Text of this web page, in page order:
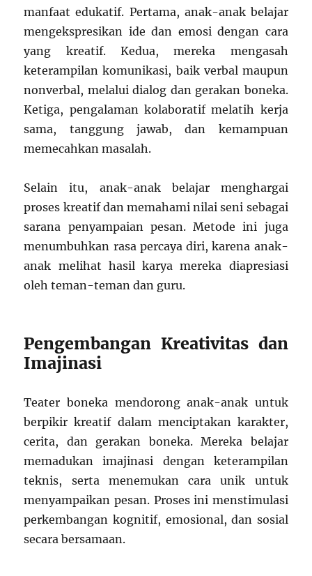
manfaat edukatif. Pertama, anak-anak belajar
mengekspresikan ide dan emosi dengan cara
yang kreatif. Kedua, mereka mengasah
keterampilan komunikasi, baik verbal maupun
nonverbal, melalui dialog dan gerakan boneka.
Ketiga, pengalaman kolaboratif melatih kerja
sama, tanggung jawab, dan kemampuan
memecahkan masalah.
Selain itu, anak-anak belajar menghargai
proses kreatif dan memahami nilai seni sebagai
sarana penyampaian pesan. Metode ini juga
menumbuhkan rasa percaya diri, karena anak-
anak melihat hasil karya mereka diapresiasi
oleh teman-teman dan guru.
Pengembangan Kreativitas dan
Imajinasi
Teater boneka mendorong anak-anak untuk
berpikir kreatif dalam menciptakan karakter,
cerita, dan gerakan boneka. Mereka belajar
memadukan imajinasi dengan keterampilan
teknis, serta menemukan cara unik untuk
menyampaikan pesan. Proses ini menstimulasi
perkembangan kognitif, emosional, dan sosial
secara bersamaan.